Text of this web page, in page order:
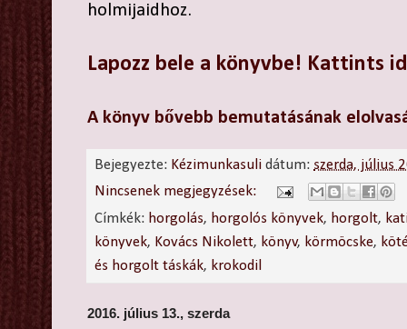
holmijaidhoz.
Lapozz bele a könyvbe! Kattints
A könyv bővebb bemutatásának
Bejegyezte: Kézimunkasuli dátum: szerda, július
Nincsenek megjegyzések:
Címkék: horgolás, horgolós könyvek, horgolt,
könyvek, Kovács Nikolett, könyv, körmöcske,
és horgolt táskák, krokodil
2016. július 13., szerda